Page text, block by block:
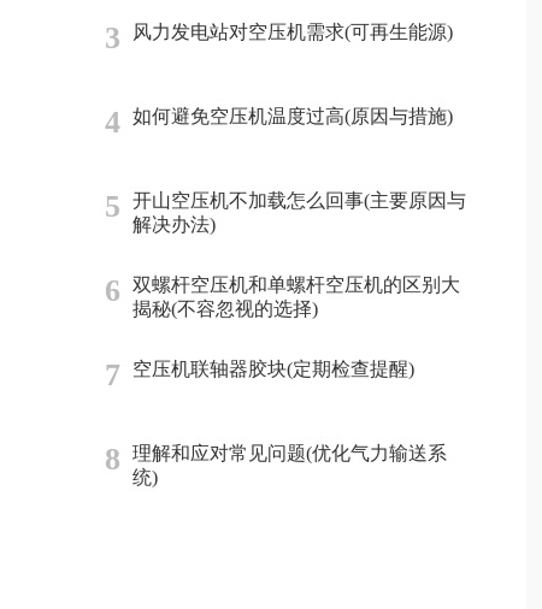
3 风力发电站对空压机需求(可再生能源)
4 如何避免空压机温度过高(原因与措施)
5
开山空压机不加载怎么回事(主要原因与
解决办法)
6
双螺杆空压机和单螺杆空压机的区别大
揭秘(不容忽视的选择)
7 空压机联轴器胶块(定期检查提醒)
8
理解和应对常见问题(优化气力输送系
统)